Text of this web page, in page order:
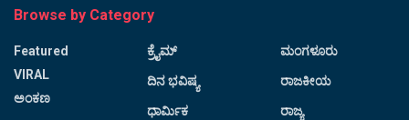
Browse by Category
Featured
VIRAL
ಅಂಕಣ
ಕ್ರೈಮ್
ದಿನ ಭವಿಷ್ಯ
ಧಾರ್ಮಿಕ
ಮಂಗಳೂರು
ರಾಜಕೀಯ
ರಾಜ್ಯ